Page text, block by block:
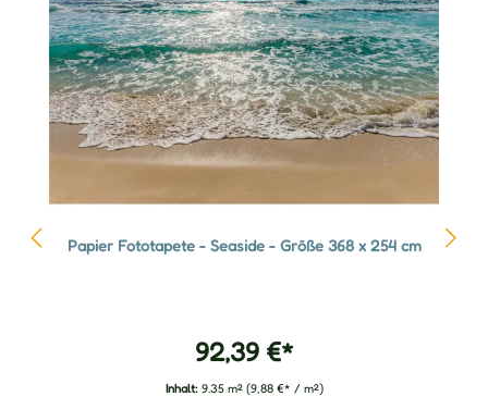
Papier Fototapete - Seaside - Größe 368 x 254 cm
92,39 €*
Inhalt: 9.35 m² (9,88 €* / m²)